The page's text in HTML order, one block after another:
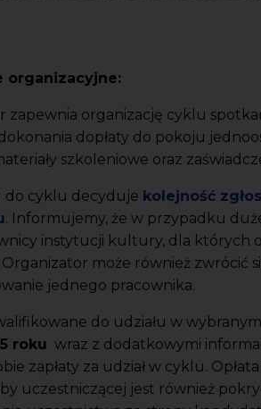
organizacyjne:
zapewnia organizację cyklu
dopłaty do pokoju
szkoleniowe oraz
do cyklu decyduje kolejność
. Informujemy, że w przypadku
instytucji kultury, dla których
Organizator może również zwrócić
jednego pracownika.
do udziału w
roku wraz z dodatkowymi
zapłaty za udział w cyklu.
uczestniczącej jest również